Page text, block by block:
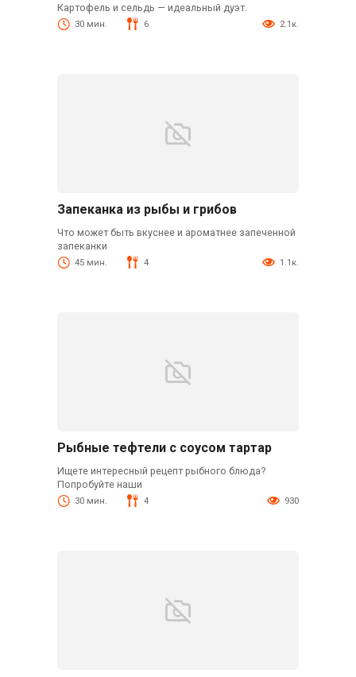
Картофель и сельдь — идеальный дуэт.
30 мин. 6 2.1к.
Запеканка из рыбы и грибов
Что может быть вкуснее и ароматнее запеченной
запеканки
45 мин. 4 1.1к.
Рыбные тефтели с соусом тартар
Ищете интересный рецепт рыбного блюда?
Попробуйте наши
30 мин. 4 930